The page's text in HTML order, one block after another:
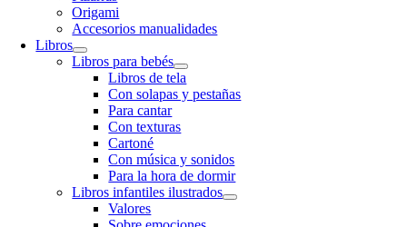
Origami
Accesorios manualidades
Libros
Libros para bebés
Libros de tela
Con solapas y pestañas
Para cantar
Con texturas
Cartoné
Con música y sonidos
Para la hora de dormir
Libros infantiles ilustrados
Valores